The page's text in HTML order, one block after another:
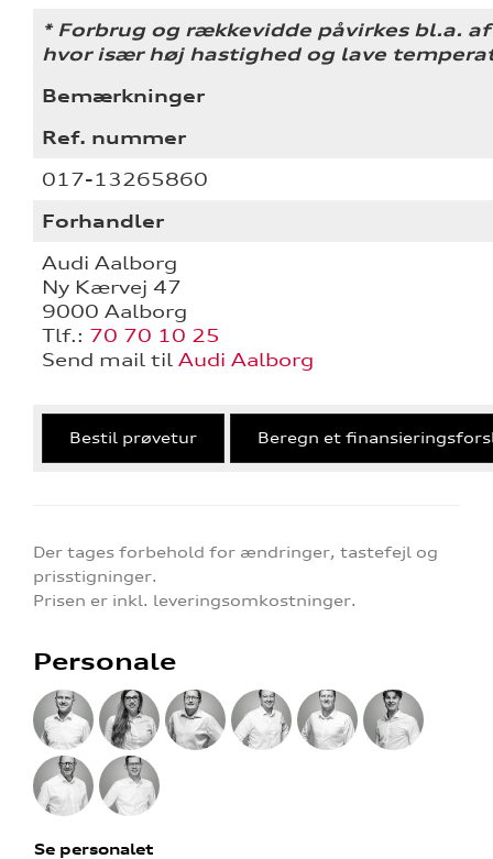
* Forbrug og rækkevidde påvirkes bl.a.
hvor især høj hastighed og lave
Bemærkninger
Ref. nummer
017-13265860
Forhandler
Audi Aalborg
Ny Kærvej 47
9000 Aalborg
Tlf.: 70 70 10 25
Send mail til Audi Aalborg
Bestil prøvetur Beregn et
Der tages forbehold for ændringer, tastefejl og
prisstigninger.
Prisen er inkl. leveringsomkostninger.
Personale
Se personalet